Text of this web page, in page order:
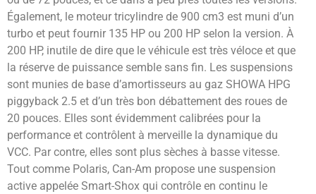
Également, le moteur tricylindre de 900 cm3 est muni d’un
turbo et peut fournir 135 HP ou 200 HP selon la version. À
200 HP, inutile de dire que le véhicule est très véloce et que
la réserve de puissance semble sans fin. Les suspensions
sont munies de base d’amortisseurs au gaz SHOWA HPG
piggyback 2.5 et d’un très bon débattement des roues de
20 pouces. Elles sont évidemment calibrées pour la
performance et contrôlent à merveille la dynamique du
VCC. Par contre, elles sont plus sèches à basse vitesse.
Tout comme Polaris, Can-Am propose une suspension
active appelée Smart-Shox qui contrôle en continu le